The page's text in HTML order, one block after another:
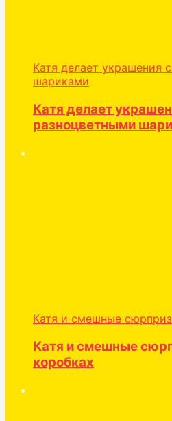
Катя делает украшения
шариками
Катя делает
разноцветными
Катя и смешные
Катя и смешные
коробках